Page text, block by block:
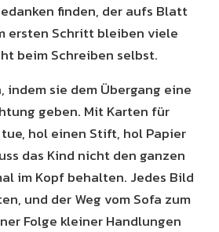
finden, der aufs Blatt
ersten Schritt bleiben viele
beim Schreiben selbst.
indem sie dem Übergang eine
geben. Mit Karten für
hol einen Stift, hol Papier
das Kind nicht den ganzen
im Kopf behalten. Jedes Bild
und der Weg vom Sofa zum
Folge kleiner Handlungen